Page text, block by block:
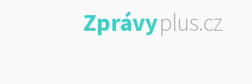
Zprávyplus.cz